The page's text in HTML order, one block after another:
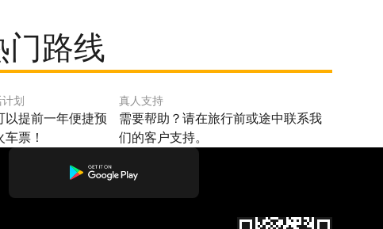
门路线
划
以提前一年便捷预
车票！
真人支持
需要帮助？请在旅行前或途中联系我
们的客户支持。